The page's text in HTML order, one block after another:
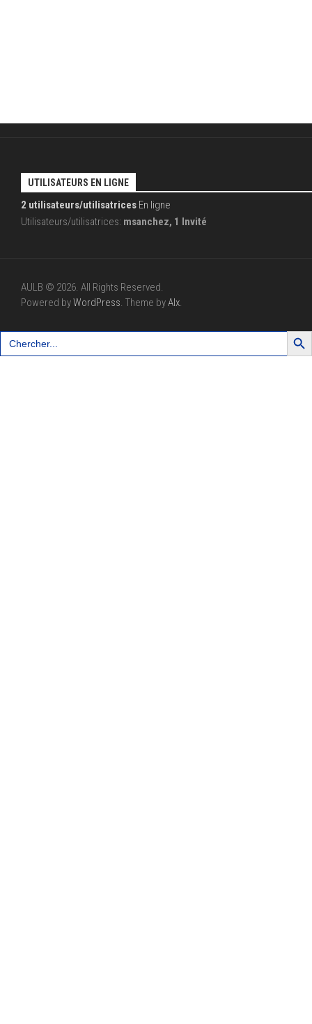
UTILISATEURS EN LIGNE
2 utilisateurs/utilisatrices En ligne
Utilisateurs/utilisatrices: msanchez, 1 Invité
AULB © 2026. All Rights Reserved.
Powered byWordPress. Theme byAlx.
Search
for:
Search Button